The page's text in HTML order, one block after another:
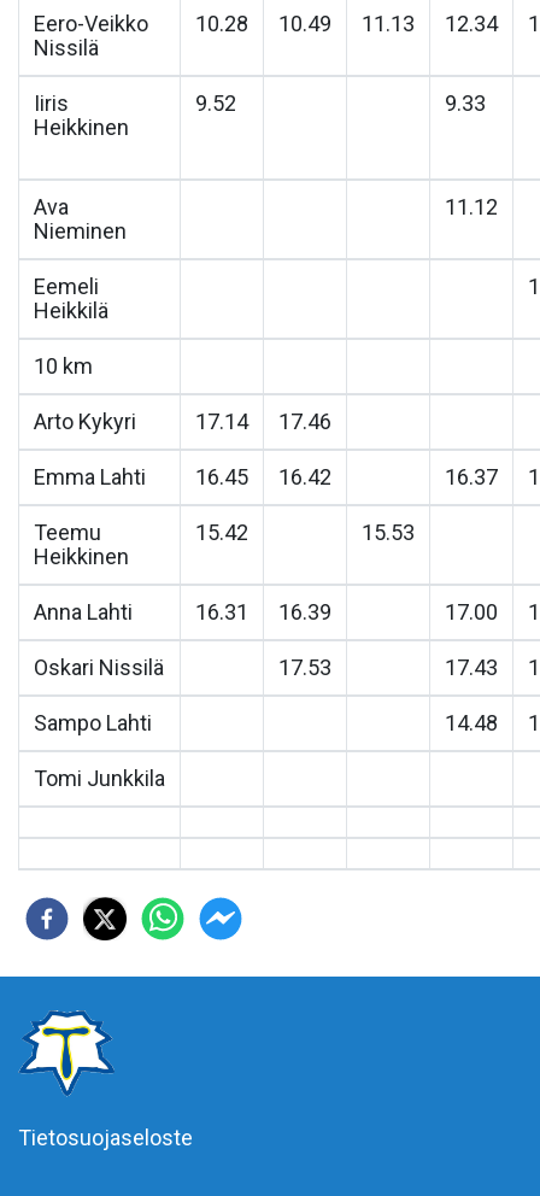
Eero-Veikko
Nissilä
10.28 10.49 11.13 12.34
Iiris
Heikkinen
9.52 9.33
Ava
Nieminen
11.12
Eemeli
Heikkilä
10 km
Arto Kykyri 17.14 17.46
Emma Lahti 16.45 16.42 16.37
Teemu
Heikkinen
15.42 15.53
Anna Lahti 16.31 16.39 17.00
Oskari Nissilä 17.53 17.43
Sampo Lahti 14.48
Tomi Junkkila
Tietosuojaseloste